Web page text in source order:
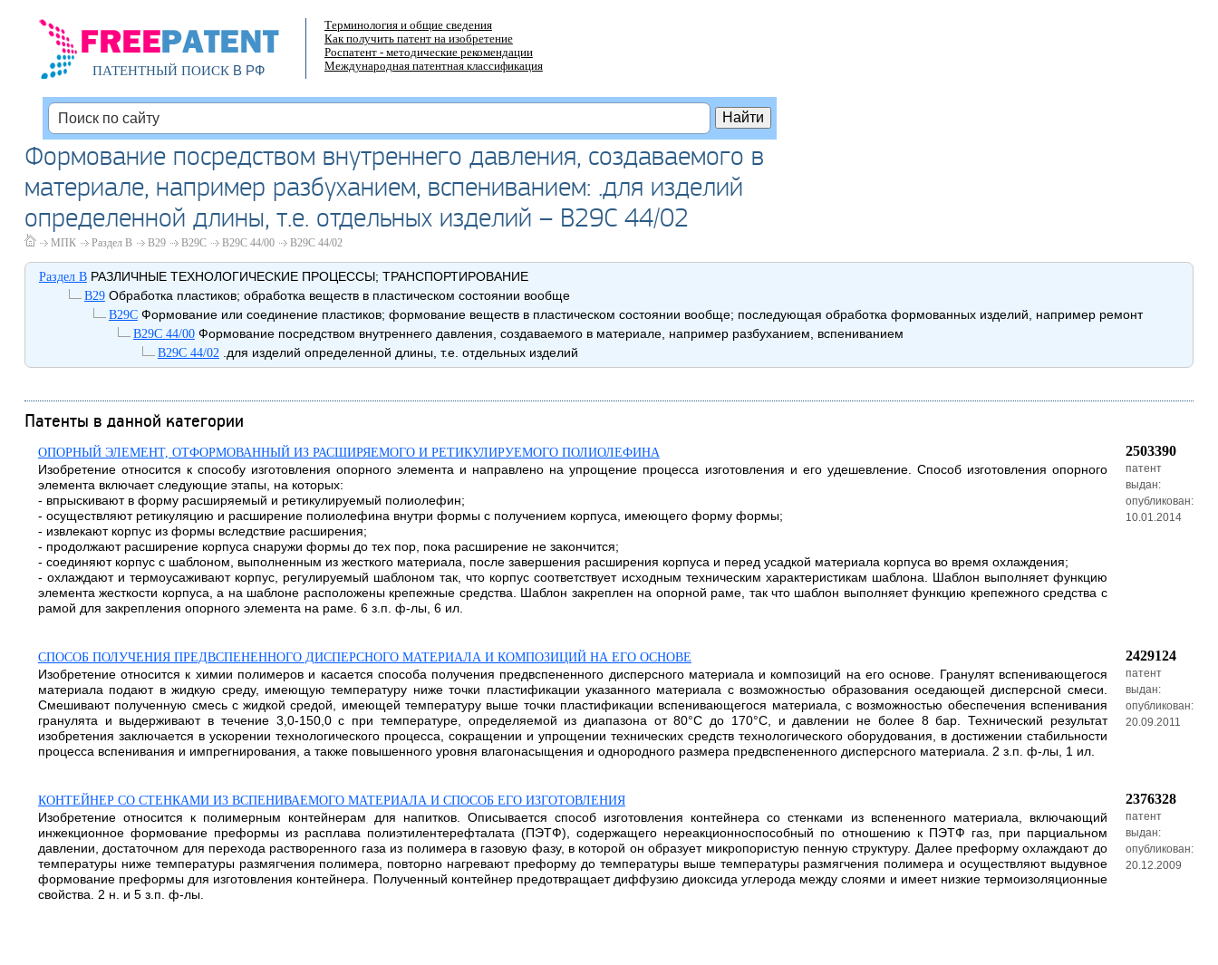
ПАТЕНТНЫЙ ПОИСКВ РФ
Терминология и общие сведения
Как получить патент на изобретение
Роспатент - методические рекомендации
Международная патентная классификация
Формование посредством внутреннего давления, создаваемого в
материале, например разбуханием, вспениванием: .для изделий
определенной длины, т.е. отдельных изделий – B29C 44/02
МПК Раздел B B29 B29C B29C 44/00 B29C 44/02
Раздел BРАЗЛИЧНЫЕ ТЕХНОЛОГИЧЕСКИЕ ПРОЦЕССЫ; ТРАНСПОРТИРОВАНИЕ
B29Обработка пластиков; обработка веществ в пластическом состоянии вообще
B29CФормование или соединение пластиков; формование веществ в пластическом состоянии вообще; последующая обработка формованных изделий, например ремонт
B29C 44/00Формование посредством внутреннего давления, создаваемого в материале, например разбуханием, вспениванием
B29C 44/02 .для изделий определенной длины, т.е. отдельных изделий
Патенты в данной категории
ОПОРНЫЙ ЭЛЕМЕНТ, ОТФОРМОВАННЫЙ ИЗ РАСШИРЯЕМОГО И РЕТИКУЛИРУЕМОГО ПОЛИОЛЕФИНА
Изобретение относится к способу изготовления опорного элемента и направлено на упрощение процесса изготовления и его удешевление. Способ изготовления опорного
элемента включает следующие этапы, на которых:
- впрыскивают в форму расширяемый и ретикулируемый полиолефин;
- осуществляют ретикуляцию и расширение полиолефина внутри формы с получением корпуса, имеющего форму формы;
- извлекают корпус из формы вследствие расширения;
- продолжают расширение корпуса снаружи формы до тех пор, пока расширение не закончится;
- соединяют корпус с шаблоном, выполненным из жесткого материала, после завершения расширения корпуса и перед усадкой материала корпуса во время охлаждения;
- охлаждают и термоусаживают корпус, регулируемый шаблоном так, что корпус соответствует исходным техническим характеристикам шаблона. Шаблон выполняет функцию
элемента жесткости корпуса, а на шаблоне расположены крепежные средства. Шаблон закреплен на опорной раме, так что шаблон выполняет функцию крепежного средства с
рамой для закрепления опорного элемента на раме. 6 з.п. ф-лы, 6 ил.
2503390
патент
выдан:
опубликован:
10.01.2014
СПОСОБ ПОЛУЧЕНИЯ ПРЕДВСПЕНЕННОГО ДИСПЕРСНОГО МАТЕРИАЛА И КОМПОЗИЦИЙ НА ЕГО ОСНОВЕ
Изобретение относится к химии полимеров и касается способа получения предвспененного дисперсного материала и композиций на его основе. Гранулят вспенивающегося
материала подают в жидкую среду, имеющую температуру ниже точки пластификации указанного материала с возможностью образования оседающей дисперсной смеси.
Смешивают полученную смесь с жидкой средой, имеющей температуру выше точки пластификации вспенивающегося материала, с возможностью обеспечения вспенивания
гранулята и выдерживают в течение 3,0-150,0 с при температуре, определяемой из диапазона от 80°С до 170°С, и давлении не более 8 бар. Технический результат
изобретения заключается в ускорении технологического процесса, сокращении и упрощении технических средств технологического оборудования, в достижении стабильности
процесса вспенивания и импрегнирования, а также повышенного уровня влагонасыщения и однородного размера предвспененного дисперсного материала. 2 з.п. ф-лы, 1 ил.
2429124
патент
выдан:
опубликован:
20.09.2011
КОНТЕЙНЕР СО СТЕНКАМИ ИЗ ВСПЕНИВАЕМОГО МАТЕРИАЛА И СПОСОБ ЕГО ИЗГОТОВЛЕНИЯ
Изобретение относится к полимерным контейнерам для напитков. Описывается способ изготовления контейнера со стенками из вспененного материала, включающий
инжекционное формование преформы из расплава полиэтилентерефталата (ПЭТФ), содержащего нереакционноспособный по отношению к ПЭТФ газ, при парциальном
давлении, достаточном для перехода растворенного газа из полимера в газовую фазу, в которой он образует микропористую пенную структуру. Далее преформу охлаждают до
температуры ниже температуры размягчения полимера, повторно нагревают преформу до температуры выше температуры размягчения полимера и осуществляют выдувное
формование преформы для изготовления контейнера. Полученный контейнер предотвращает диффузию диоксида углерода между слоями и имеет низкие термоизоляционные
свойства. 2 н. и 5 з.п. ф-лы.
2376328
патент
выдан:
опубликован:
20.12.2009